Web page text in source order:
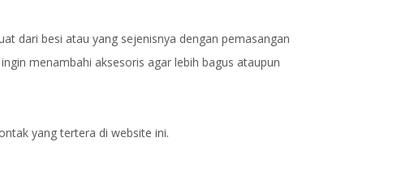
dari besi atau yang sejenisnya dengan pemasangan
menambahi aksesoris agar lebih bagus ataupun
yang tertera di website ini.